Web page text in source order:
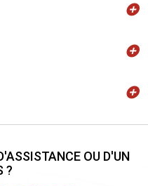
OU D'UN
?